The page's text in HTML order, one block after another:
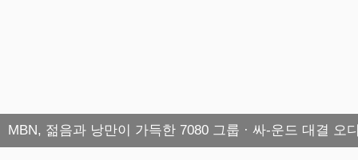
MBN, 젊음과 낭만이 가득한 7080 그룹 · 싸-운드 대결 오